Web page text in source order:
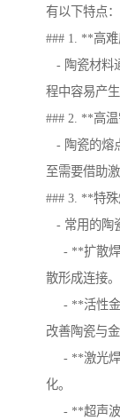
有以下特点：
### 1. **高
- 陶瓷材料
程中容易产
### 2. **高
- 陶瓷的熔
至需要借助
### 3. **特
- 常用的陶
- **扩散焊
散形成连接。
- **活性金
改善陶瓷与
- **激光焊
化。
- **超声波